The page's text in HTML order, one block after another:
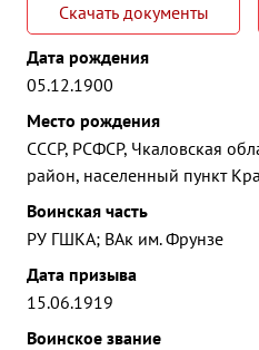
Скачать документы
Дата рождения
05.12.1900
Место рождения
СССР, РСФСР, Чкаловская
район, населенный пункт
Воинская часть
РУ ГШКА; ВАк им. Фрунзе
Дата призыва
15.06.1919
Воинское звание